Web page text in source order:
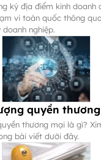
ký địa điểm kinh doanh
vi toàn quốc thông
nghiệp.
quyền
thương mại là gì?
bài viết dưới đây.